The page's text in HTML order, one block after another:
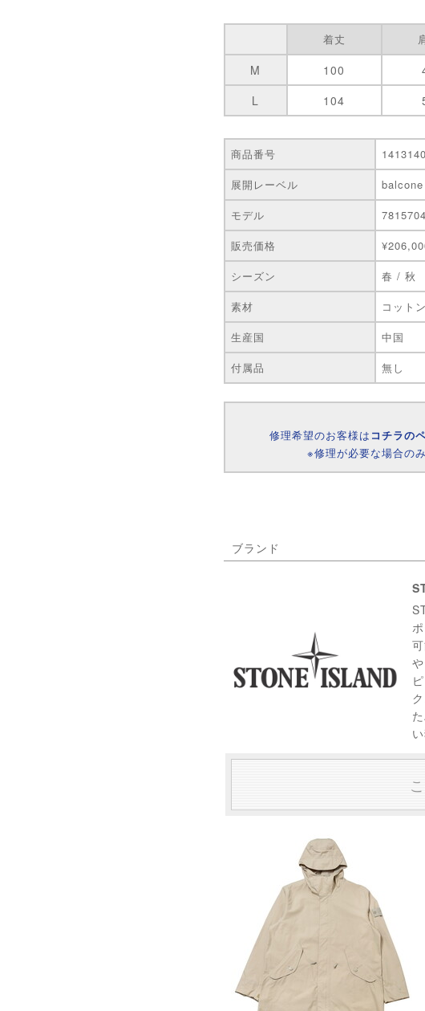
着丈
M 100
L
104
商品番号
展開レーベル
モデル
販売価格
シーズン
春 / 秋
素材
コット
生産国
中国
付属品
無し
修理希望のお客様は コチラの
※修理が必要な場合の
ブランド